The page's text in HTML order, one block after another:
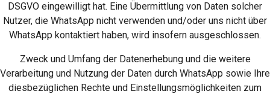
DSGVO eingewilligt hat. Eine Übermittlung von Daten solcher
Nutzer, die WhatsApp nicht verwenden und/oder uns nicht über
WhatsApp kontaktiert haben, wird insofern ausgeschlossen.
Zweck und Umfang der Datenerhebung und die weitere
Verarbeitung und Nutzung der Daten durch WhatsApp sowie Ihre
diesbezüglichen Rechte und Einstellungsmöglichkeiten zum